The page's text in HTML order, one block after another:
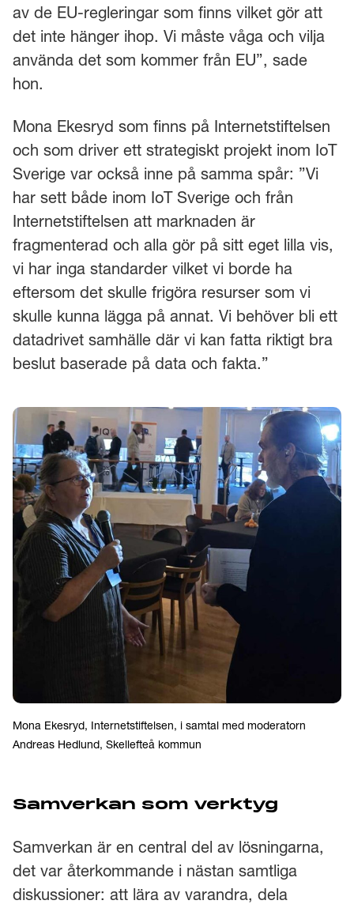
av de EU-regleringar som finns vilket gör att
det inte hänger ihop. Vi måste våga och vilja
använda det som kommer från EU”, sade
hon.
Mona Ekesryd som finns på Internetstiftelsen
och som driver ett strategiskt projekt inom IoT
Sverige var också inne på samma spår: ”Vi
har sett både inom IoT Sverige och från
Internetstiftelsen att marknaden är
fragmenterad och alla gör på sitt eget lilla vis,
vi har inga standarder vilket vi borde ha
eftersom det skulle frigöra resurser som vi
skulle kunna lägga på annat. Vi behöver bli ett
datadrivet samhälle där vi kan fatta riktigt bra
beslut baserade på data och fakta.”
Mona Ekesryd, Internetstiftelsen, i samtal med moderatorn
Andreas Hedlund, Skellefteå kommun
Samverkan som verktyg
Samverkan är en central del av lösningarna,
det var återkommande i nästan samtliga
diskussioner: att lära av varandra, dela